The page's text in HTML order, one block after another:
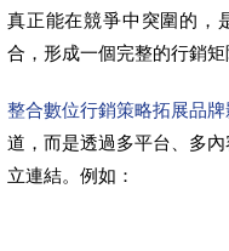
真正能在競爭中突圍的，
合，形成一個完整的行銷矩
整合數位行銷策略拓展品牌
道，而是透過多平台、多
立連結。例如：